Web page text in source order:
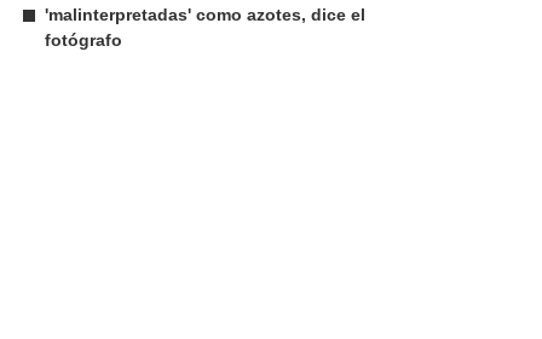
'malinterpretadas' como azotes, dice el
fotógrafo